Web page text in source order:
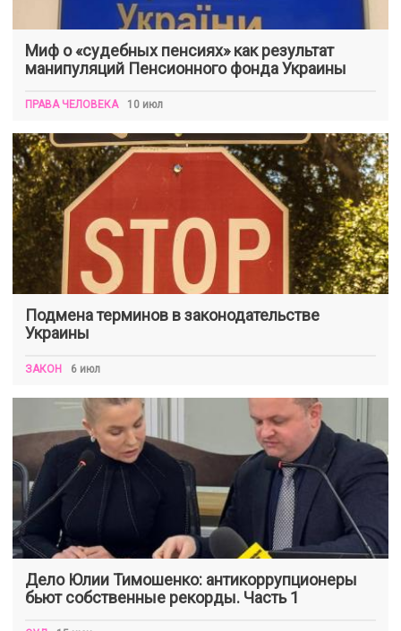
Миф о «судебных пенсиях» как результат
манипуляций Пенсионного фонда Украины
ПРАВА ЧЕЛОВЕКА 10 июл
Подмена терминов в законодательстве
Украины
ЗАКОН 6 июл
Дело Юлии Тимошенко: антикоррупционеры
бьют собственные рекорды. Часть 1